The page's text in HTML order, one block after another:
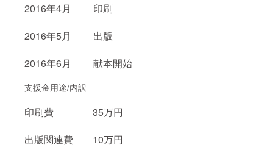
2016年4月 印刷
2016年5月 出版
2016年6月 献本開始
支援金用途/内訳
印刷費 35万円
出版関連費 10万円